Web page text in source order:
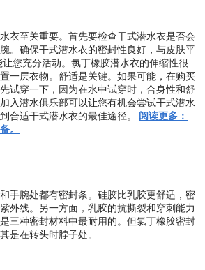
衣至关重要。首先要检查干式潜水衣是否会
。确保干式潜水衣的密封性良好，与皮肤平
您充分活动。氯丁橡胶潜水衣的伸缩性很
一层衣物。舒适是关键。如果可能，在购买
试穿一下，因为在水中试穿时，合身性和舒
入潜水俱乐部可以让您有机会尝试干式潜水
合适干式潜水衣的最佳途径。
阅读更多：
。
手腕处都有密封条。硅胶比乳胶更舒适，密
外线。另一方面，乳胶的抗撕裂和穿刺能力
三种密封材料中最耐用的。但氯丁橡胶密封
是在转头时脖子处。